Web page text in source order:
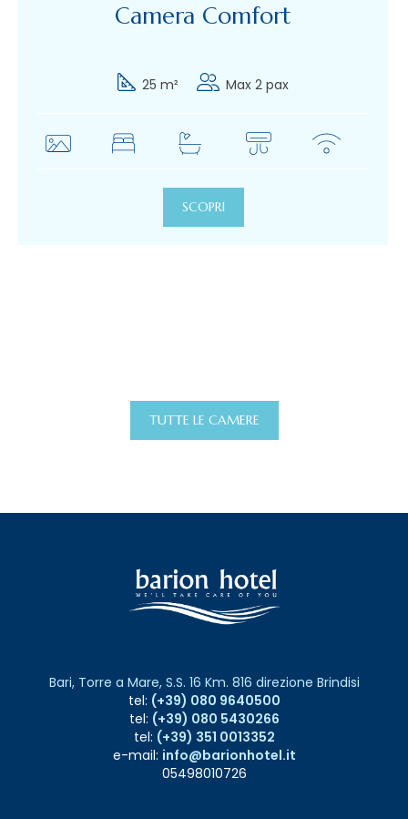
Camera Comfort
25 m² Max 2 pax
SCOPRI
TUTTE LE CAMERE
Bari, Torre a Mare, S.S. 16 Km. 816 direzione Brindisi
tel: (+39) 080 9640500
tel: (+39) 080 5430266
tel: (+39) 351 0013352
e-mail: info@barionhotel.it
05498010726